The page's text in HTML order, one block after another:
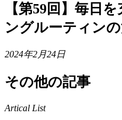
【第59回】毎日
ングルーティン
2024年2月24日
その他の記事
Artical List